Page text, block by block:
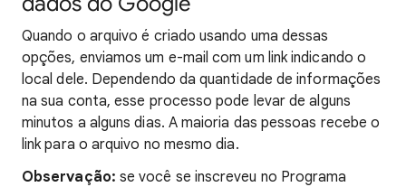
Quando o arquivo é criado usando uma dessas
opções, enviamos um e-mail com um link indicando o
local dele. Dependendo da quantidade de informações
na sua conta, esse processo pode levar de alguns
minutos a alguns dias. A maioria das pessoas recebe o
link para o arquivo no mesmo dia.
Observação: se você se inscreveu no Programa